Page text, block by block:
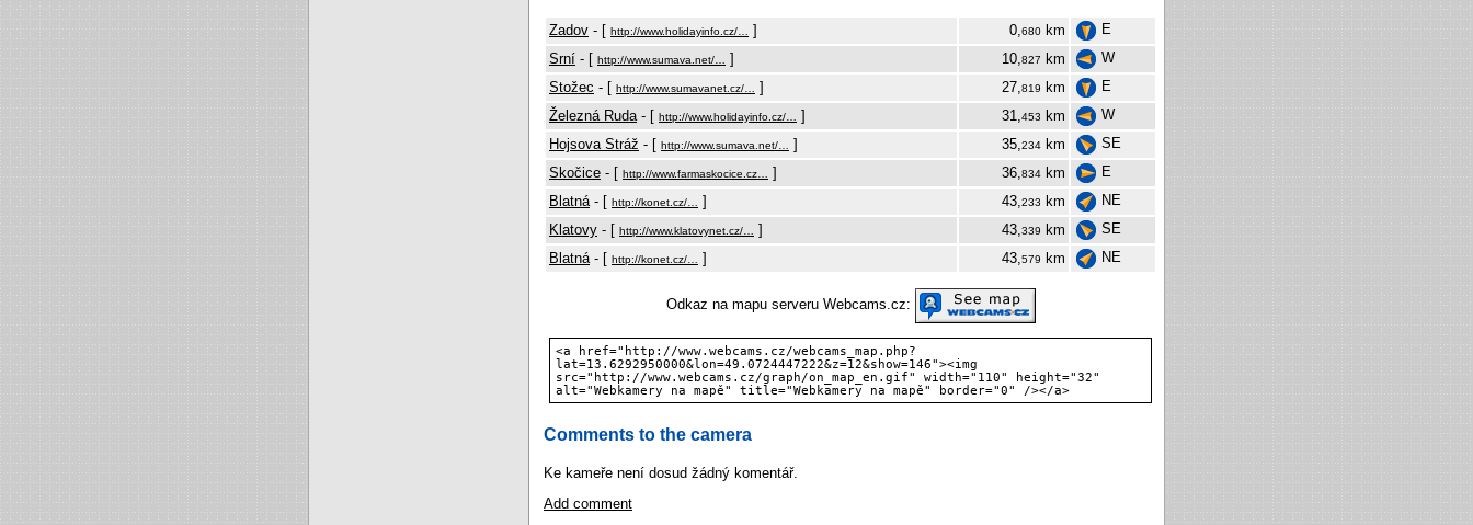
Zadov - [ http://www.holidayinfo.cz/… ] 0, 680 km
E
Srní - [ http://www.sumava.net/… ] 10, 827 km
W
Stožec - [ http://www.sumavanet.cz/… ] 27, 819 km
E
Železná Ruda - [ http://www.holidayinfo.cz/… ] 31, 453 km
W
Hojsova Stráž - [ http://www.sumava.net/… ] 35, 234 km
SE
Skočice - [ http://www.farmaskocice.cz… ] 36, 834 km
E
Blatná - [ http://konet.cz/… ] 43, 233 km
NE
Klatovy - [ http://www.klatovynet.cz/… ] 43, 339 km
SE
Blatná - [ http://konet.cz/… ] 43, 579 km NE
Odkaz na mapu serveru Webcams.cz:
<a href="http://www.webcams.cz/webcams_map.php?
lat=13.6292950000&lon=49.0724447222&z=12&show=146"><img
src="http://www.webcams.cz/graph/on_map_en.gif" width="110" height="32"
alt="Webkamery na mapě" title="Webkamery na mapě" border="0" /></a>
Comments to the camera
Ke kameře není dosud žádný komentář.
Add comment